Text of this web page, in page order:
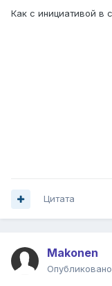
Как с инициативой в
Цитата
Makonen